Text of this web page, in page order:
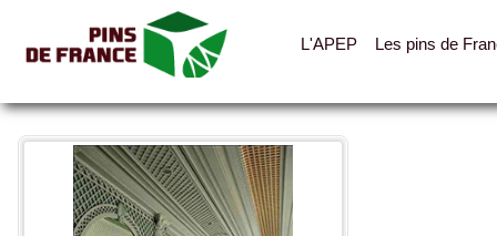
L'APEP Les pins de